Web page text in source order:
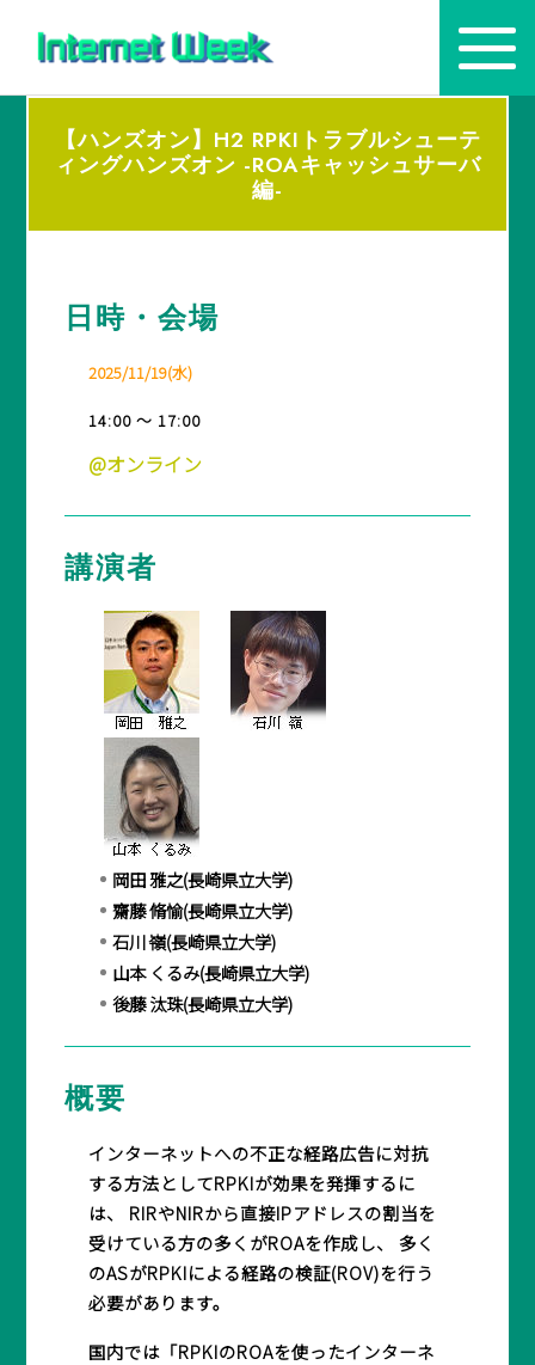
トップ
お知らせ
主催・後援・委員
BASICオンデマンド
参加申込
マイページ
【ハンズオン】H2 RPKIトラブルシューテ
ィングハンズオン -ROAキャッシュサーバ
編-
日時・会場
2025/11/19(水)
14:00 ～ 17:00
@オンライン
講演者
岡田 雅之(長崎県立大学)
齋藤 脩愉(長崎県立大学)
石川 嶺(長崎県立大学)
山本 くるみ(長崎県立大学)
後藤 汰珠(長崎県立大学)
概要
インターネットへの不正な経路広告に対抗
する方法としてRPKIが効果を発揮するに
は、 RIRやNIRから直接IPアドレスの割当を
受けている方の多くがROAを作成し、 多く
のASがRPKIによる経路の検証(ROV)を行う
必要があります。
国内では「RPKIのROAを使ったインターネ